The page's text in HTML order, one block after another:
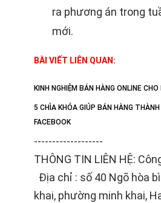
ra phương án trong
mới.
BÀI VIẾT LIÊN QUAN:
KINH NGHIỆM BÁN HÀNG ONLINE
5 CHÌA KHÓA GIÚP BÁN HÀNG THÀNH
FACEBOOK
-------------------
THÔNG TIN LIÊN HỆ:
Địa chỉ : số 40 Ngõ hòa
khai, phường minh khai,